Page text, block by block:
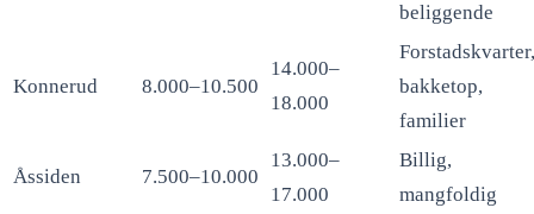
beliggende
Konnerud 8.000–10.500
14.000–
18.000
Forstadskvarter,
bakketop,
familier
Åssiden 7.500–10.000
13.000–
17.000
Billig,
mangfoldig